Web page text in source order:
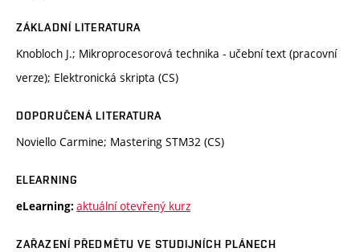
ZÁKLADNÍ LITERATURA
Knobloch J.; Mikroprocesorová technika - učební text (pracovní
verze); Elektronická skripta (CS)
DOPORUČENÁ LITERATURA
Noviello Carmine; Mastering STM32 (CS)
ELEARNING
eLearning: aktuální otevřený kurz
ZAŘAZENÍ PŘEDMĚTU VE STUDIJNÍCH PLÁNECH